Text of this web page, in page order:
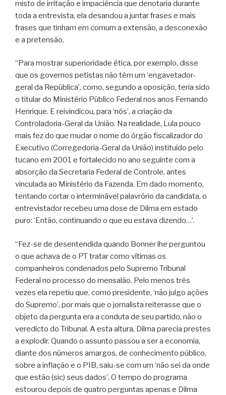
misto de irritação e impaciência que denotaria durante
toda a entrevista, ela desandou a juntar frases e mais
frases que tinham em comum a extensão, a desconexão
e a pretensão.
“Para mostrar superioridade ética, por exemplo, disse
que os governos petistas não têm um ‘engavetador-
geral da República’, como, segundo a oposição, teria sido
o titular do Ministério Público Federal nos anos Fernando
Henrique. E reivindicou, para ‘nós’, a criação da
Controladoria-Geral da União. Na realidade, Lula pouco
mais fez do que mudar o nome do órgão fiscalizador do
Executivo (Corregedoria-Geral da União) instituído pelo
tucano em 2001 e fortalecido no ano seguinte com a
absorção da Secretaria Federal de Controle, antes
vinculada ao Ministério da Fazenda. Em dado momento,
tentando cortar o interminável palavrório da candidata, o
entrevistador recebeu uma dose de Dilma em estado
puro: ‘Então, continuando o que eu estava dizendo…’.
“Fez-se de desentendida quando Bonner lhe perguntou
o que achava de o PT tratar como vítimas os
companheiros condenados pelo Supremo Tribunal
Federal no processo do mensalão. Pelo menos três
vezes ela repetiu que, como presidente, ‘não julgo ações
do Supremo’, por mais que o jornalista reiterasse que o
objeto da pergunta era a conduta de seu partido, não o
veredicto do Tribunal. A esta altura, Dilma parecia prestes
a explodir. Quando o assunto passou a ser a economia,
diante dos números amargos, de conhecimento público,
sobre a inflação e o PIB, saiu-se com um ‘não sei da onde
que estão (sic) seus dados’. O tempo do programa
estourou depois de quatro perguntas apenas e Dilma